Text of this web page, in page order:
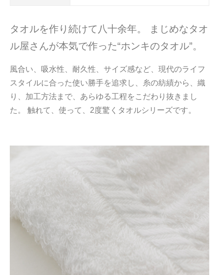
タオルを作り続けて八十余年。 まじめなタオ
ル屋さんが本気で作った“ホンキのタオル”。
風合い、吸水性、耐久性、サイズ感など、現代のライフ
スタイルに合った使い勝手を追求し、糸の紡績から、織
り、加工方法まで、あらゆる工程をこだわり抜きまし
た。 触れて、使って、2度驚くタオルシリーズです。